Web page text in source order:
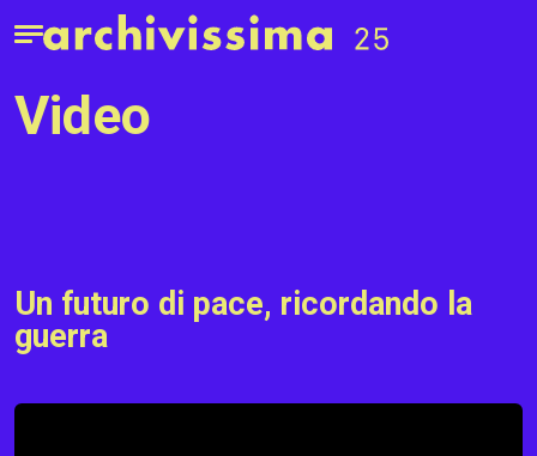
Home page
Apri il menu
video
Un futuro di pace, ricordando la
guerra